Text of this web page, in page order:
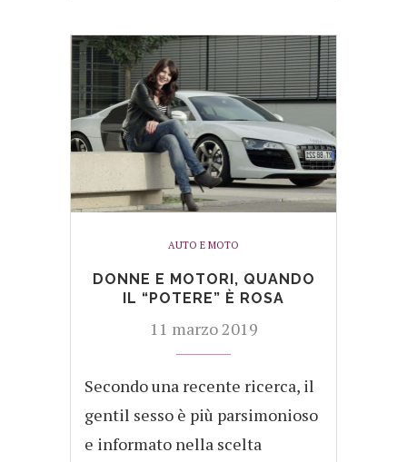
AUTO E MOTO
DONNE E MOTORI, QUANDO
IL “POTERE” È ROSA
11 marzo 2019
Secondo una recente ricerca, il
gentil sesso è più parsimonioso
e informato nella scelta